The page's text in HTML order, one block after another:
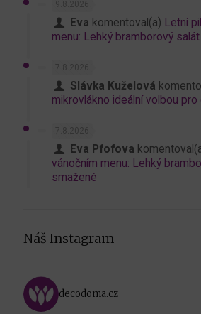
Eva komentoval(a) Letní
menu: Lehký bramborový
Slávka Kuželová
mikrovlákno ideální volbou
Eva Pfofova
vánočním menu: Lehký
smažené
Náš Instagram
decodoma.cz